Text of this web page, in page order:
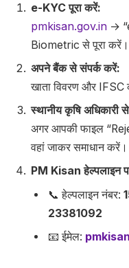
e-KYC पूरा करें:
pmkisan.gov.in →
Biometric से पूरा करें।
अपने बैंक से संपर्क करें:
खाता विवरण और IFSC
स्थानीय कृषि अधिकारी
अगर आपकी फाइल
वहां जाकर समाधान करें।
PM Kisan हेल्पलाइन
📞 हेल्पलाइन नंबर:
23381092
📧 ईमेल: